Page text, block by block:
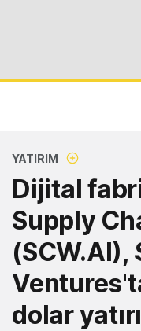
YATIRIM
Dijital
Supply
(SCW.AI),
dolar